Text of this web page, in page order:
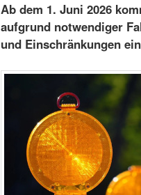
Ab dem 1. Juni 2026
aufgrund notwendiger
und Einschränkungen